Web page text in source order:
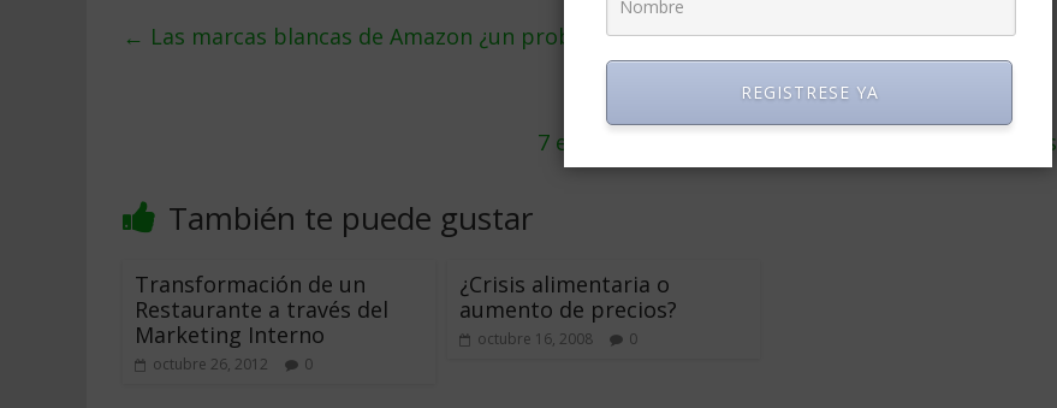
← Las marcas blancas de Amazon ¿un problema para la competencia?
7 enseñanzas de Tom Hanks para emprendedores
También te puede gustar
Transformación de un
Restaurante a través del
Marketing Interno
octubre 26, 2012 0
¿Crisis alimentaria o
aumento de precios?
octubre 16, 2008 0
REGISTRESE YA